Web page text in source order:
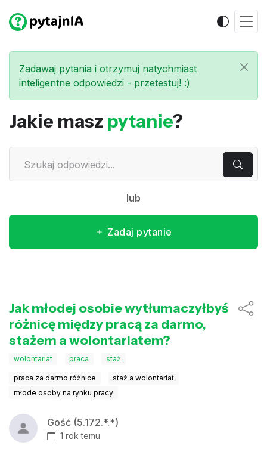
Zadawaj pytania i otrzymuj natychmiast
inteligentne odpowiedzi - przetestuj! :)
Jakie masz pytanie?
lub
Zadaj pytanie
Jak młodej osobie wytłumaczyłbyś
różnicę między pracą za darmo,
stażem a wolontariatem?
wolontariat praca staż
praca za darmo różnice
staż a wolontariat
młode osoby na rynku pracy
Gość (5.172.*.*)
1 rok temu